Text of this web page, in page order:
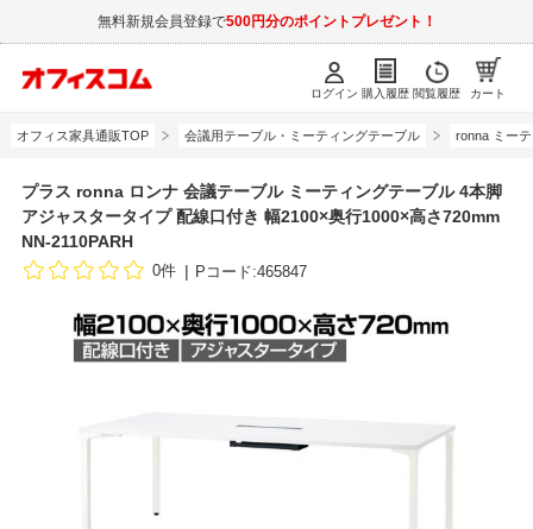
無料新規会員登録で500円分のポイントプレゼント！
ログイン 購入履歴 閲覧履歴 カート
オフィス家具通販TOP 会議用テーブル・ミーティングテーブル ronna ミー
プラス ronna ロンナ 会議テーブル ミーティングテーブル 4本脚
アジャスタータイプ 配線口付き 幅2100×奥行1000×高さ720mm
NN-2110PARH
0件 Pコード:465847